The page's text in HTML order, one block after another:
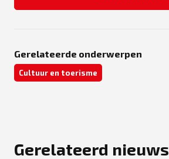
Gerelateerde onderwerpen
Cultuur en toerisme
Gerelateerd nieuws